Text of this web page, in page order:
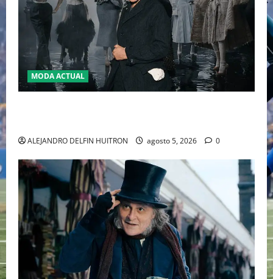
MODA ACTUAL
ALEJANDRO DELFIN HUITRON agosto 5, 2026 0